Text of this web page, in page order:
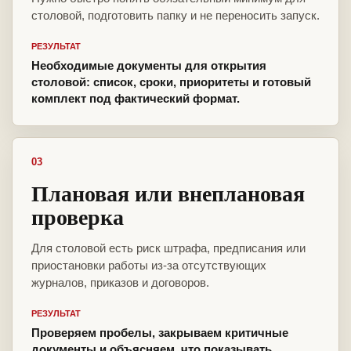
столовой, подготовить папку и не переносить запуск.
РЕЗУЛЬТАТ
Необходимые документы для открытия
столовой: список, сроки, приоритеты и готовый
комплект под фактический формат.
03
Плановая или внеплановая
проверка
Для столовой есть риск штрафа, предписания или
приостановки работы из-за отсутствующих
журналов, приказов и договоров.
РЕЗУЛЬТАТ
Проверяем пробелы, закрываем критичные